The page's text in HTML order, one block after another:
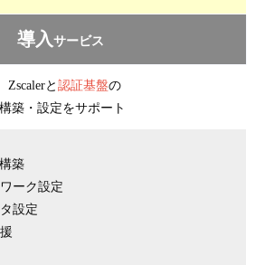
導入サービス
Zscalerと認証基盤の
構築・設定をサポート
築
ーク設定
設定